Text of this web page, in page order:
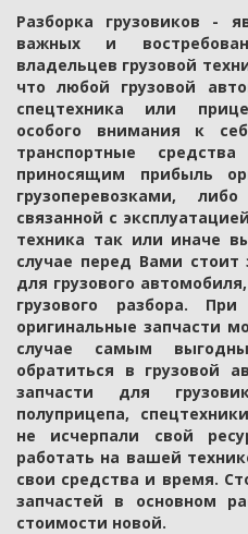
Разборка грузовиков -
важных и
владельцев грузовой
что любой грузовой
спецтехника или
особого внимания к
транспортные
приносящим прибыль
грузоперевозками,
связанной с
техника так или иначе
случае перед Вами стоит
для грузового
грузового разбора.
оригинальные запчасти
случае самым
обратиться в грузовой
запчасти для
полуприцепа,
не исчерпали свой
работать на вашей
свои средства и время.
запчастей в основном
стоимости новой.